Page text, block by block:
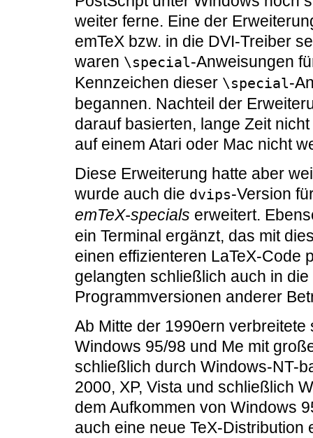
weiter ferne. Eine der
emTeX bzw. in die DVI-Treiber
waren \special-Anweisungen
Kennzeichen dieser \special-
begannen. Nachteil der
darauf basierten, lange Zeit
auf einem Atari oder Mac nicht
Diese Erweiterung hatte aber
wurde auch die dvips-Version
emTeX-specials erweitert.
ein Terminal ergänzt, das mit
einen effizienteren LaTeX-Code
gelangten schließlich auch in
Programmversionen anderer
Ab Mitte der 1990ern
Windows 95/98 und Me mit
schließlich durch Windows-NT-
2000, XP, Vista und schließlich
dem Aufkommen von Windows
auch eine neue TeX-Distribution